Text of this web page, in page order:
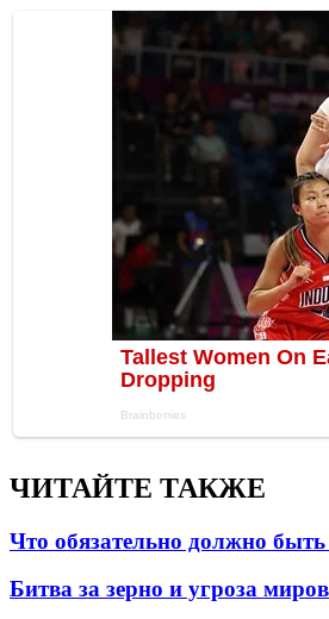
ЧИТАЙТЕ ТАКЖЕ
Что обязательно должно
Битва за зерно и угроза